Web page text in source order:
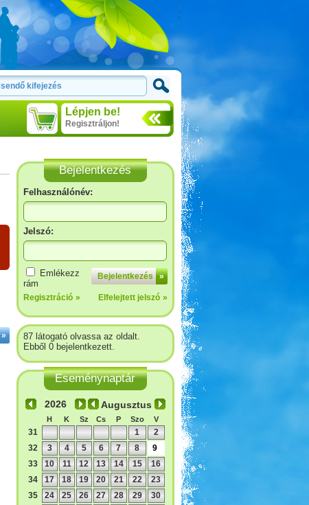
Lépjen be!
Regisztráljon!
»
Bejelentkezés
Felhasználónév:
Jelszó:
Bejelentkezés »
Emlékezz
rám
Regisztráció » Elfelejtett jelszó »
87 látogató olvassa az oldalt.
Ebből 0 bejelentkezett.
Eseménynaptár
Augusztus
H K Sz Cs P Szo V
31 1
2
32
3 4 5 6 7 8
9
33
10 11 12 13 14 15
16
34
17 18 19 20 21 22
23
35
24 25 26 27 28 29
30